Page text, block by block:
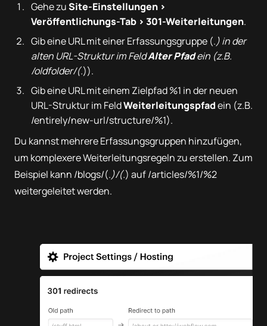
Gehe zuSite-Einstellungen >
Veröffentlichungs-Tab > 301-Weiterleitungen.
Gib eine URL mit einer Erfassungsgruppe (.) in der
alten URL-Struktur im FeldAlter Pfadein (z.B.
/oldfolder/(.)).
Gib eine URL mit einem Zielpfad %1 in der neuen
URL-Struktur im FeldWeiterleitungspfadein (z.B.
/entirely/new-url/structure/%1).
Du kannst mehrere Erfassungsgruppen hinzufügen,
um komplexere Weiterleitungsregeln zu erstellen. Zum
Beispiel kann /blogs/(.)/(.) auf /articles/%1/%2
weitergeleitet werden.